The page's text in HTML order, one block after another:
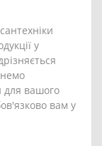
у
для вашого
вам у